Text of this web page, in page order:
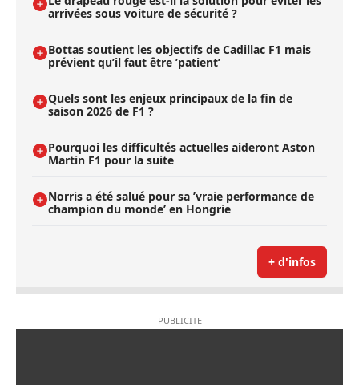
arrivées sous voiture de sécurité ?
Bottas soutient les objectifs de Cadillac F1 mais
prévient qu’il faut être ’patient’
Quels sont les enjeux principaux de la fin de
saison 2026 de F1 ?
Pourquoi les difficultés actuelles aideront Aston
Martin F1 pour la suite
Norris a été salué pour sa ’vraie performance de
champion du monde’ en Hongrie
+ d'infos